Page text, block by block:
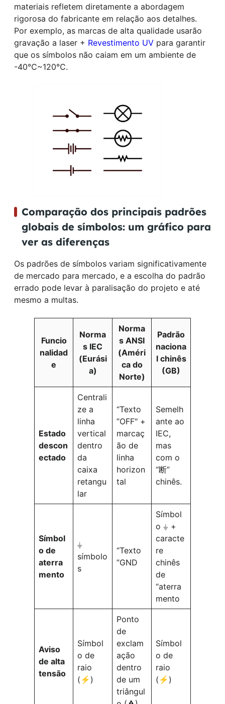
materiais refletem diretamente a abordagem
rigorosa do fabricante em relação aos detalhes.
Por exemplo, as marcas de alta qualidade usarão
gravação a laser + Revestimento UV para garantir
que os símbolos não caiam em um ambiente de
-40℃~120℃.
Comparação dos principais padrões
globais de símbolos: um gráfico para
ver as diferenças
Os padrões de símbolos variam significativamente
de mercado para mercado, e a escolha do padrão
errado pode levar à paralisação do projeto e até
mesmo a multas.
Funcio
nalidad
e
Norma
s IEC
(Eurási
a)
Norma
s ANSI
(Améri
ca do
Norte)
Padrão
naciona
l chinês
(GB)
Estado
descon
ectado
Centrali
ze a
linha
vertical
dentro
da
caixa
retangu
lar
“Texto
”OFF" +
marcaç
ão de
linha
horizon
tal
Semelh
ante ao
IEC,
mas
com o
“断”
chinês.
Símbol
o de
aterra
mento
⏚
símbolo
s
“Texto
”GND
Símbol
o ⏚ +
caracte
re
chinês
de
“aterra
mento
Aviso
de alta
tensão
Símbol
o de
raio
(⚡)
Ponto
de
exclam
ação
dentro
de um
triângul
Símbol
o de
raio
(⚡)